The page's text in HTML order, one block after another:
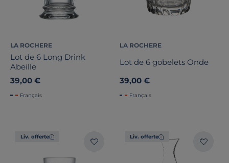
LA ROCHERE
Lot de 6 Long Drink
Abeille
39,00 €
Français
LA ROCHERE
Lot de 6 gobelets Onde
39,00 €
Français
Liv. offerte Liv. offerte
Note des clients
Stock
Pays de fabrication